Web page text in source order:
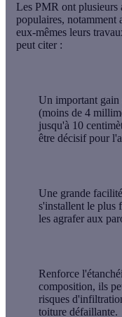
Les PMR ont plusieurs
populaires, notamment
eux-mêmes leurs
peut citer :
Un important gain
(moins de 4
jusqu'à 10
être décisif pour
Une grande
s'installent le plus
les agrafer aux
Renforce
composition, ils
risques
toiture défaillante.